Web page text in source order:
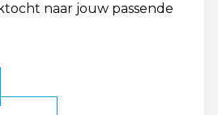
naar jouw passende